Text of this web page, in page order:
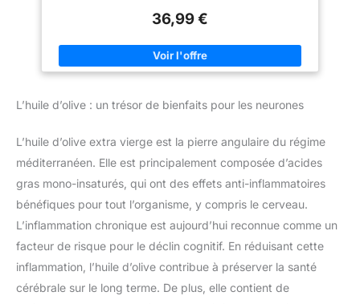
Riche en nutriments : Source naturelle d'oméga-3, de vitamine
bienfaits nutritionnels Recette historique de 1932 : Sardines
emblématiques de la belle-iloise, dans leur boîte rouge et
jaune, préparées selon un savoir-faire artisanal transmis
36,99 €
L’huile d’olive : un trésor de bienfaits pour les neurones
L’huile d’olive extra vierge est la pierre angulaire du régime
méditerranéen. Elle est principalement composée d’acides
gras mono-insaturés, qui ont des effets anti-inflammatoires
bénéfiques pour tout l’organisme, y compris le cerveau.
L’inflammation chronique est aujourd’hui reconnue comme un
facteur de risque pour le déclin cognitif. En réduisant cette
inflammation, l’huile d’olive contribue à préserver la santé
cérébrale sur le long terme. De plus, elle contient de